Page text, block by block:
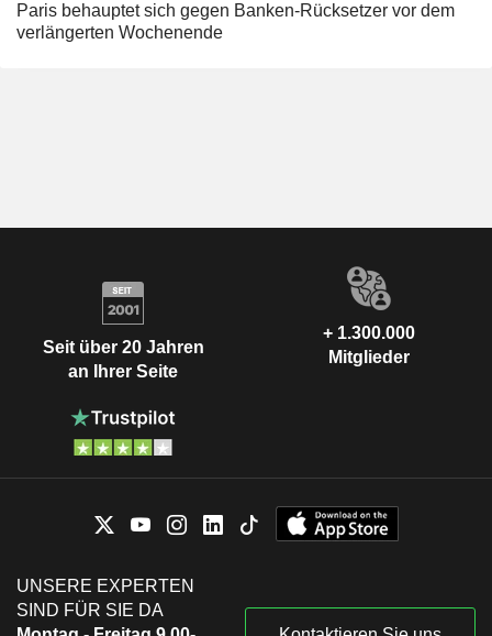
Paris behauptet sich gegen Banken-Rücksetzer vor dem
verlängerten Wochenende
Seit über 20 Jahren
an Ihrer Seite
+ 1.300.000
Mitglieder
UNSERE EXPERTEN
SIND FÜR SIE DA